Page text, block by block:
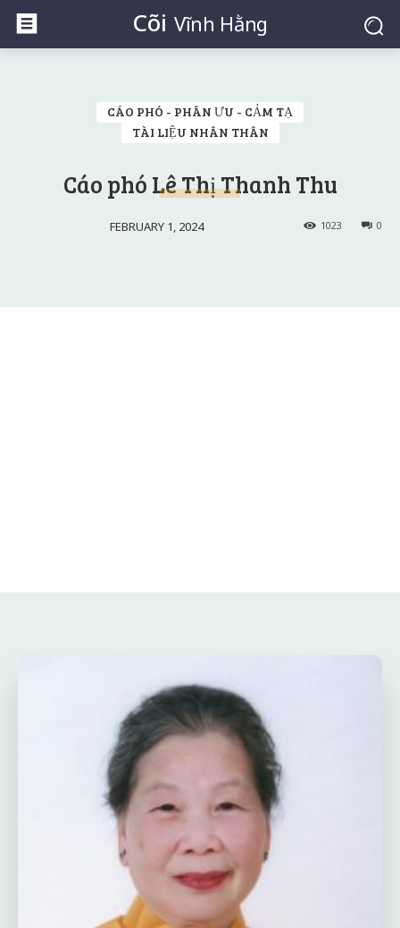
Cõi Vĩnh Hằng
CÁO PHÓ - PHÂN ƯU - CẢM TẠ
TÀI LIỆU NHÂN THÂN
Cáo phó Lê Thị Thanh Thu
FEBRUARY 1, 2024 0
1023